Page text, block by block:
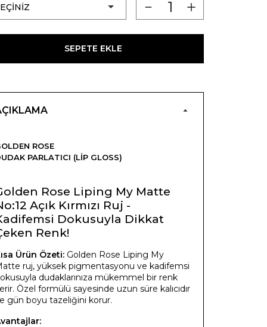
SEPETE EKLE
ROSE
PARLATICI (LIP GLOSS)
Rose Liping My Matte
Açık Kırmızı Ruj -
Dokusuyla Dikkat
Renk!
Ürün Özeti: Golden Rose Liping My
ruj, yüksek pigmentasyonu ve kadifemsi
dudaklarınıza mükemmel bir renk
Özel formülü sayesinde uzun süre kalıcıdır
gün boyu tazeliğini korur.